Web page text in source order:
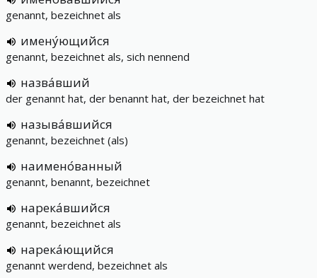
genannt, bezeichnet als
имену́ющийся
genannt, bezeichnet als, sich nennend
назва́вший
der genannt hat, der benannt hat, der bezeichnet hat
называ́вшийся
genannt, bezeichnet (als)
наимено́ванный
genannt, benannt, bezeichnet
нарека́вшийся
genannt, bezeichnet als
нарека́ющийся
genannt werdend, bezeichnet als